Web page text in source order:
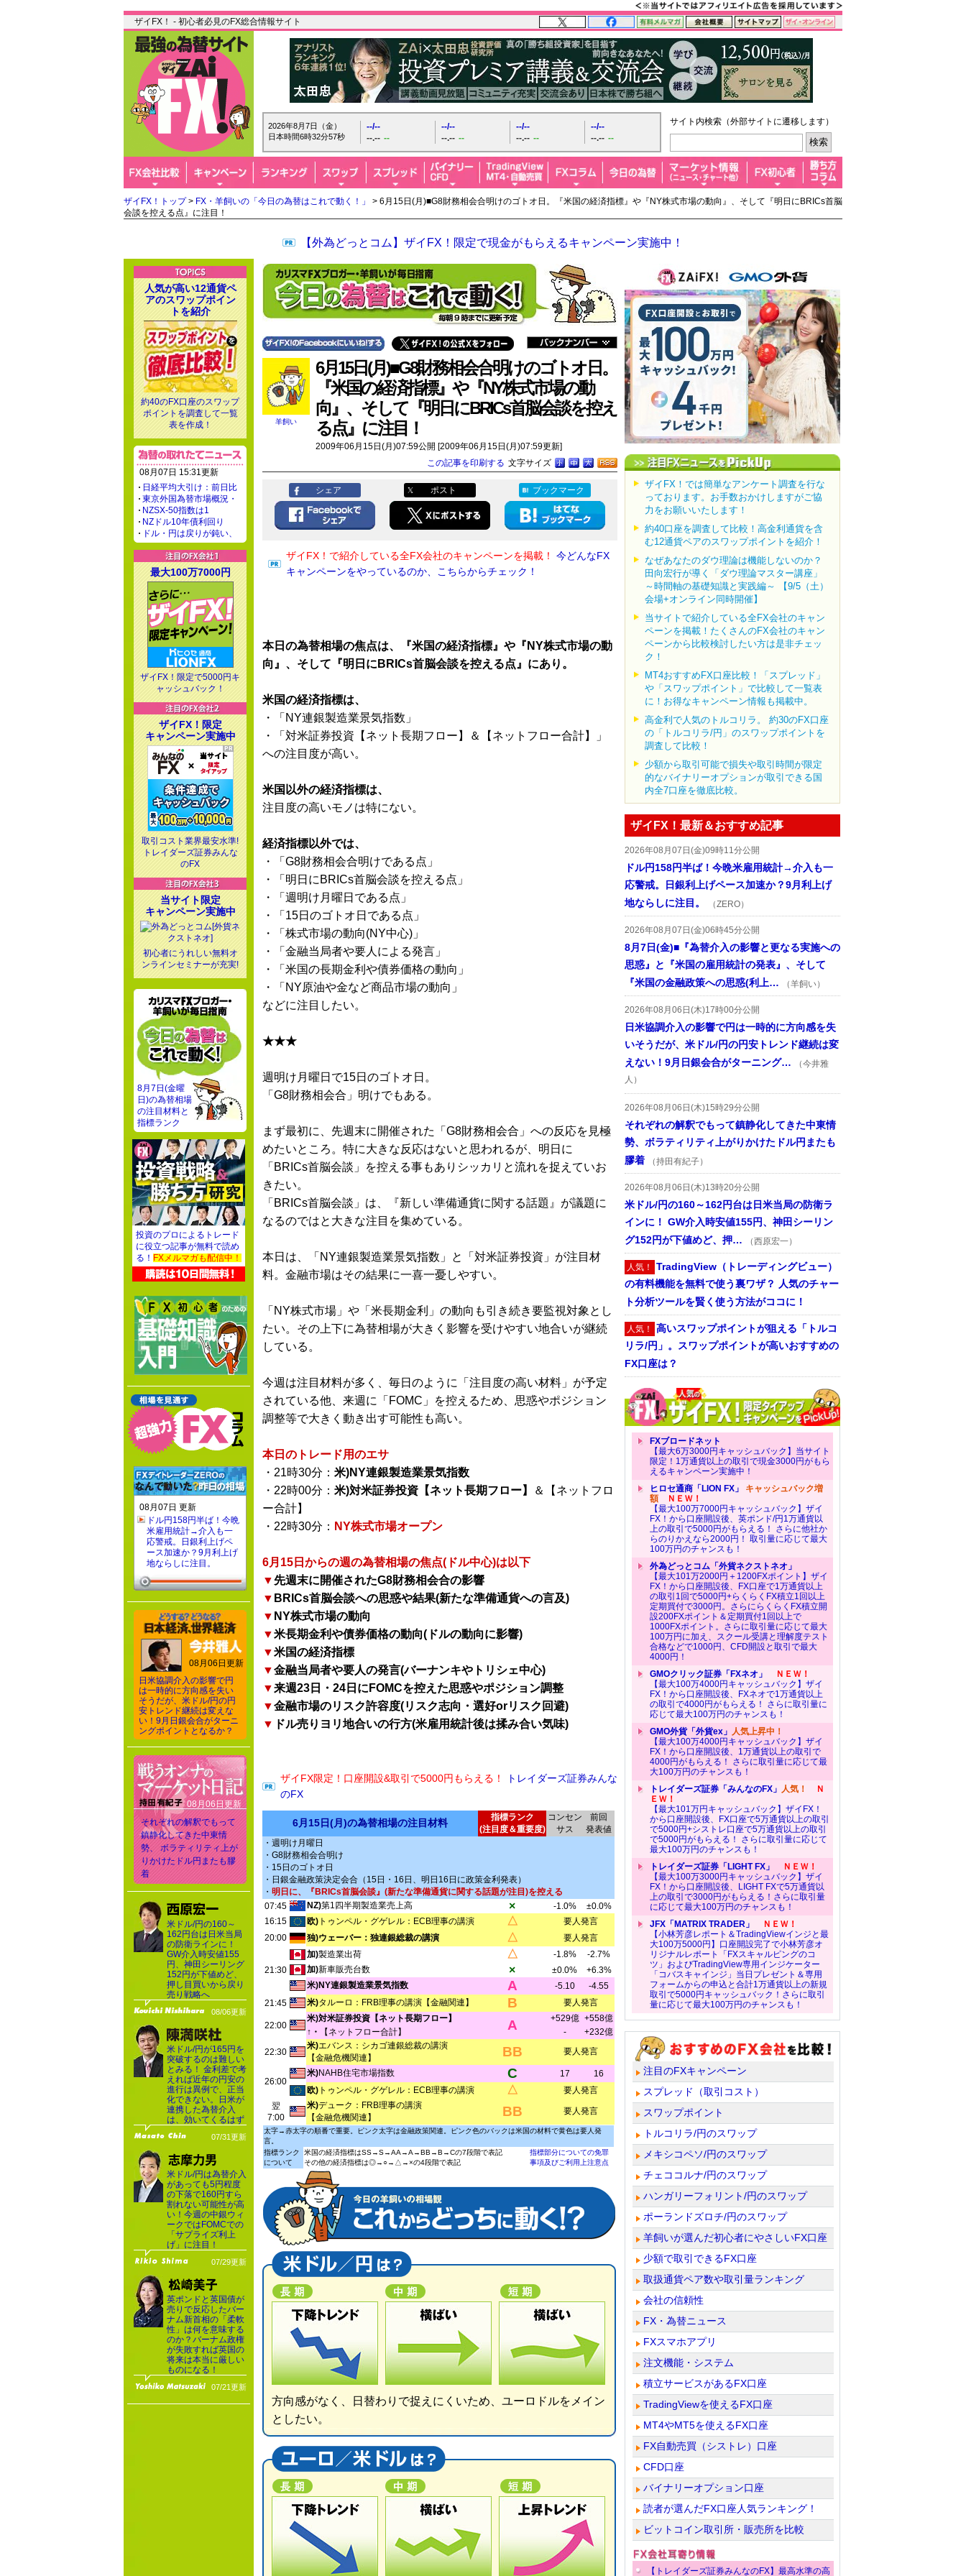
ザイFX！ - 初心者必見のFX総合情報サイト
2026年8月7日（金）
日本時間6時32分58秒
--/--
--.-- --
--/--
--.-- --
--/--
--.-- --
--/--
--.-- --
サイト内検索（外部サイトに遷移します）
ザイFX！トップ> FX・羊飼いの「今日の為替はこれで動く！」
> 6月15日(月)■G8財務相会合明けのゴトオ日。『米国の経済指標』や『NY株式市場の動向』、そして『明日にBRICs首脳
会談を控える点』に注目！
【外為どっとコム】ザイFX！限定で現金がもらえるキャンペーン実施中！
羊飼い
6月15日(月)■G8財務相会合明けのゴトオ日。
『米国の経済指標』や『NY株式市場の動
向』、そして『明日にBRICs首脳会談を控え
る点』に注目！
2009年06月15日(月)07:59公開 [2009年06月15日(月)07:59更新]
文字サイズ
この記事を印刷する
シェア ポスト ブックマーク
ザイFX！で紹介している全FX会社のキャンペーンを掲載！
今どんなFX
キャンペーンをやっているのか、こちらからチェック！
本日の為替相場の焦点は、『米国の経済指標』や『NY株式市場の動
向』、そして『明日にBRICs首脳会談を控える点』にあり。
米国の経済指標は、
・「NY連銀製造業景気指数」
・「対米証券投資【ネット長期フロー】＆【ネットフロー合計】」
への注目度が高い。
米国以外の経済指標は、
注目度の高いモノは特にない。
経済指標以外では、
・「G8財務相会合明けである点」
・「明日にBRICs首脳会談を控える点」
・「週明け月曜日である点」
・「15日のゴトオ日である点」
・「株式市場の動向(NY中心)」
・「金融当局者や要人による発言」
・「米国の長期金利や債券価格の動向」
・「NY原油や金など商品市場の動向」
などに注目したい。
★★★
週明け月曜日で15日のゴトオ日。
「G8財務相会合」明けでもある。
まず最初に、先週末に開催された「G8財務相会合」への反応を見極
めたいところ。特に大きな反応はないと思われるが、明日に
「BRICs首脳会談」を控える事もありシッカリと流れを捉えていお
きたい。
「BRICs首脳会談」は、『新しい準備通貨に関する話題』が議題に
なるのではと大きな注目を集めている。
本日は、「NY連銀製造業景気指数」と「対米証券投資」が注目材
料。金融市場はその結果に一喜一憂しやすい。
「NY株式市場」や「米長期金利」の動向も引き続き要監視対象とし
たい。その上下に為替相場が大きく影響を受けやすい地合いが継続
している。
今週は注目材料が多く、毎日のように「注目度の高い材料」が予定
されている他、来週に「FOMC」を控えるため、思惑やポジション
調整等で大きく動き出す可能性も高い。
本日のトレード用のエサ
・21時30分： 米)NY連銀製造業景気指数
・22時00分： 米)対米証券投資【ネット長期フロー】
＆【ネットフロ
ー合計】
・22時30分： NY株式市場オープン
6月15日からの週の為替相場の焦点(ドル中心)は以下
▼先週末に開催されたG8財務相会合の影響
▼ BRICs首脳会談への思惑や結果(新たな準備通貨への言及)
▼ NY株式市場の動向
▼米長期金利や債券価格の動向(ドルの動向に影響)
▼米国の経済指標
▼金融当局者や要人の発言(バーナンキやトリシェ中心)
▼来週23日・24日にFOMCを控えた思惑やポジション調整
▼金融市場のリスク許容度(リスク志向・選好orリスク回避)
▼ ドル売りヨリ地合いの行方(米雇用統計後は揉み合い気味)
ザイFX限定！口座開設&取引で5000円もらえる！
トレイダーズ証券みんな
のFX
6月15日(月)の為替相場の注目材料
指標ランク
(注目度＆重要度)
コンセン
サス
前回
発表値
・週明け月曜日
・G8財務相会合明け
・15日のゴトオ日
・日銀金融政策決定会合（15日・16日、明日16日に政策金利発表）
・ 明日に、『BRICs首脳会談』(新たな準備通貨に関する話題が注目)を控える
07:45
NZ)第1四半期製造業売上高 × -1.0%
±0.0%
16:15
欧) トゥンペル・グゲレル：ECB理事の講演 △
要人発言
20:00
独)ウェーバー：独連銀総裁の講演 △ 要人発言
21:30
加)製造業出荷 △ -1.8%
-2.7%
加)新車販売台数 × ±0.0%
+6.3%
米)NY連銀製造業景気指数
A -5.10
-4.55
21:45
米)タルーロ：FRB理事の講演【金融関連】 B 要人発言
22:00
米)対米証券投資【ネット長期フロー】 A +529億 +558億
↑・
【ネットフロー合計】 -
+232億
22:30
米)エバンス：シカゴ連銀総裁の講演
【金融危機関連】
BB 要人発言
26:00
米)NAHB住宅市場指数 C 17
16
欧) トゥンペル・グゲレル：ECB理事の講演 △
要人発言
翌
7:00
米)デューク：FRB理事の講演
【金融危機関連】
BB 要人発言
太字→赤太字の順番で重要。ピンク太字は金融政策関連。ピンク色のバックは米国の材料で黄色は要人発
言。
指標ランク
について
米国の経済指標はSS→S→AA→A→BB→B→Cの7段階で表記
その他の経済指標は◎→○→△→×の4段階で表記
指標部分についての免罪
事項及びご利用上注意点
方向感がなく、日替わりで捉えにくいため、ユーロドルをメイン
としたい。
ザイFX！では簡単なアンケート調査を行な
っております。お手数おかけしますがご協
力をお願いいたします！
約40口座を調査して比較！高金利通貨を含
む12通貨ペアのスワップポイントを紹介！
なぜあなたのダウ理論は機能しないのか？
田向宏行が導く「ダウ理論マスター講座」
～時間軸の基礎知識と実践編～ 【9/5（土）
会場+オンライン同時開催】
当サイトで紹介している全FX会社のキャン
ペーンを掲載！たくさんのFX会社のキャン
ペーンから比較検討したい方は是非チェッ
ク！
MT4おすすめFX口座比較！「スプレッド」
や「スワップポイント」で比較して一覧表
に！お得なキャンペーン情報も掲載中。
高金利で人気のトルコリラ。 約30のFX口座
の「トルコリラ/円」のスワップポイントを
調査して比較！
少額から取引可能で損失や取引時間が限定
的なバイナリーオプションが取引できる国
内全7口座を徹底比較。
ザイFX！最新＆おすすめ記事
2026年08月07日(金)09時11分公開
ドル円158円半ば！今晩米雇用統計→介入も一
応警戒。日銀利上げペース加速か？9月利上げ
地ならしに注目。
（ZERO）
2026年08月07日(金)06時45分公開
8月7日(金)■『為替介入の影響と更なる実施への
思惑』と『米国の雇用統計の発表』、そして
『米国の金融政策への思惑(利上…
（羊飼い）
2026年08月06日(木)17時00分公開
日米協調介入の影響で円は一時的に方向感を失
いそうだが、米ドル/円の円安トレンド継続は変
えない！9月日銀会合がターニング…
（今井雅
人）
2026年08月06日(木)15時29分公開
それぞれの解釈でもって鎮静化してきた中東情
勢、ボラティリティ上がりかけたドル円またも
膠着
（持田有紀子）
2026年08月06日(木)13時20分公開
米ドル/円の160～162円台は日米当局の防衛ラ
インに！ GW介入時安値155円、神田シーリン
グ152円が下値めど、押…
（西原宏一）
人気！ TradingView（トレーディングビュー）
の有料機能を無料で使う裏ワザ？ 人気のチャー
ト分析ツールを賢く使う方法がココに！
人気！ 高いスワップポイントが狙える「トルコ
リラ/円」。スワップポイントが高いおすすめの
FX口座は？
FXブロードネット
【最大6万3000円キャッシュバック】当サイト
限定！1万通貨以上の取引で現金3000円がもら
えるキャンペーン実施中！
ヒロセ通商「LION FX」 キャッシュバック増
額ＮＥＷ！
【最大100万7000円キャッシュバック】ザイ
FX！から口座開設後、英ポンド/円1万通貨以
上の取引で5000円がもらえる！ さらに他社か
らのりかえなら2000円！ 取引量に応じて最大
100万円のチャンスも！
外為どっとコム「外貨ネクストネオ」
【最大101万2000円＋1200FXポイント】ザイ
FX！から口座開設後、FX口座で1万通貨以上
の取引1回で5000円+らくらくFX積立1回以上
定期買付で3000円。さらにらくらくFX積立開
設200FXポイント＆定期買付1回以上で
1000FXポイント。さらに取引量に応じて最大
100万円に加え、スクール受講と理解度テスト
合格などで1000円、CFD開設と取引で最大
4000円！
GMOクリック証券「FXネオ」
ＮＥＷ！
【最大100万4000円キャッシュバック】ザイ
FX！から口座開設後、FXネオで1万通貨以上
の取引で4000円がもらえる！ さらに取引量に
応じて最大100万円のチャンスも！
GMO外貨「外貨ex」 人気上昇中！
【最大100万4000円キャッシュバック】ザイ
FX！から口座開設後、1万通貨以上の取引で
4000円がもらえる！ さらに取引量に応じて最
大100万円のチャンスも！
トレイダーズ証券「みんなのFX」 人気！
Ｎ
ＥＷ！
【最大101万円キャッシュバック】ザイFX！
から口座開設後、FX口座で5万通貨以上の取引
で5000円+シストレ口座で5万通貨以上の取引
で5000円がもらえる！ さらに取引量に応じて
最大100万円のチャンスも！
トレイダーズ証券「LIGHT FX」
ＮＥＷ！
【最大100万3000円キャッシュバック】ザイ
FX！から口座開設後、LIGHT FXで5万通貨以
上の取引で3000円がもらえる！さらに取引量
に応じて最大100万円のチャンスも！
JFX「MATRIX TRADER」
ＮＥＷ！
【小林芳彦レポート＆TradingViewインジと最
大100万5000円】口座開設完了で小林芳彦オ
リジナルレポート「FXスキャルピングのコ
ツ」およびTradingView専用インジケーター
「コバスキャインジ」当日プレゼント＆専用
フォームからの申込と合計1万通貨以上の新規
取引で5000円キャッシュバック！さらに取引
量に応じて最大100万円のチャンスも！
注目のFXキャンペーン
スプレッド（取引コスト）
スワップポイント
トルコリラ/円のスワップ
メキシコペソ/円のスワップ
チェココルナ/円のスワップ
ハンガリーフォリント/円のスワップ
ポーランドズロチ/円のスワップ
羊飼いが選んだ初心者にやさしいFX口座
少額で取引できるFX口座
取扱通貨ペア数や取引量ランキング
会社の信頼性
FX・為替ニュース
FXスマホアプリ
注文機能・システム
積立サービスがあるFX口座
TradingViewを使えるFX口座
MT4やMT5を使えるFX口座
FX自動売買（シストレ）口座
CFD口座
バイナリーオプション口座
読者が選んだFX口座人気ランキング！
ビットコイン取引所・販売所を比較
【トレイダーズ証券みんなのFX】最高水準の高
人気が高い12通貨ペ
アのスワップポイン
トを紹介
約40のFX口座のスワップ
ポイントを調査して一覧
表を作成！
08月07日 15:31更新
日経平均大引け：前日比
東京外国為替市場概況・
NZSX-50指数は1
NZドル10年債利回り
ドル・円は戻りが鈍い、
最大100万7000円
ザイFX！限定で5000円キ
ャッシュバック！
ザイFX！限定
キャンペーン実施中
取引コスト業界最安水準!
トレイダーズ証券みんな
のFX
当サイト限定
キャンペーン実施中
初心者にうれしい無料オ
ンラインセミナーが充実!
8月7日(金曜
日)の為替相場
の注目材料と
指標ランク
投資のプロによるトレード
に役立つ記事が無料で読め
る！ FXメルマガも配信中！
08月07日 更新
ドル円158円半ば！今晩
米雇用統計→介入も一
応警戒。日銀利上げペ
ース加速か？9月利上げ
地ならしに注目。
08月06日更新
日米協調介入の影響で円
は一時的に方向感を失い
そうだが、米ドル/円の円
安トレンド継続は変えな
い！9月日銀会合がターニ
ングポイントとなるか？
08月06日更新
それぞれの解釈でもって
鎮静化してきた中東情
勢、 ボラティリティ上が
りかけたドル円またも膠
着
米ドル/円の160～
162円台は日米当局
の防衛ラインに！
GW介入時安値155
円、神田シーリング
152円が下値めど、
押し目買いから戻り
売り戦略へ
08/06更新
米ドル/円が165円を
突破するのは難しい
とみる！ 金利差で考
えれば近年の円安の
進行は異例で、正当
化できない。日米が
連携した為替介入
は、効いてくるはず
07/31更新
米ドル/円は為替介入
があっても5円程度
の下落で160円すら
割れない可能性が高
い！今週の中銀ウィ
ークではFOMCでの
「サプライズ利上
げ」に注目！
07/29更新
英ポンドと英国債が
売りで反応したバー
ナム新首相の「柔軟
性」は何を意味する
のか？バーナム政権
が失敗すれば英国の
将来は本当に厳しい
ものになる！
07/21更新